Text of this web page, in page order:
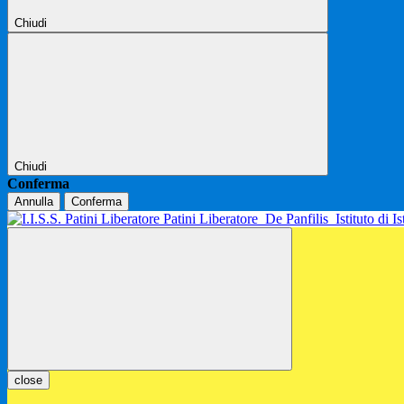
Chiudi
Chiudi
Conferma
Annulla Conferma
Patini Liberatore De Panfilis Istituto di
close